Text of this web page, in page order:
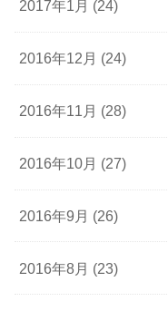
2017年1月 (24)
2016年12月 (24)
2016年11月 (28)
2016年10月 (27)
2016年9月 (26)
2016年8月 (23)